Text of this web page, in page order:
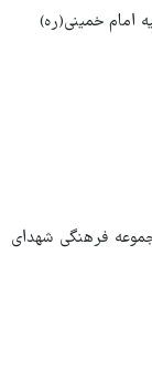
امام خمینی(ره)
فرهنگی شهدای